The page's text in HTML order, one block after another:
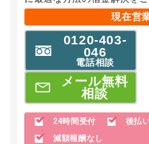
現在営
0120-403-
046
電話相談
メール無料
相談
24時間受付 後払
減額報酬なし